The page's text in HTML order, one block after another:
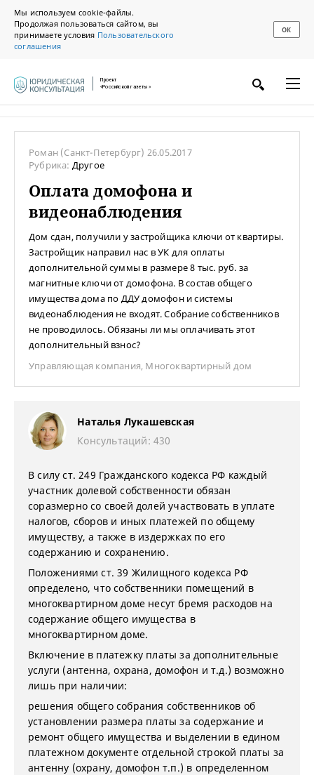
Мы используем cookie-файлы.
Продолжая пользоваться сайтом, вы
принимаете условия Пользовательского
соглашения
ОК
Проект
«Российской газеты»
Роман (Санкт-Петербург) 26.05.2017
Рубрика: Другое
Оплата домофона и
видеонаблюдения
Дом сдан, получили у застройщика ключи от квартиры.
Застройщик направил нас в УК для оплаты
дополнительной суммы в размере 8 тыс. руб. за
магнитные ключи от домофона. В состав общего
имущества дома по ДДУ домофон и системы
видеонаблюдения не входят. Собрание собственников
не проводилось. Обязаны ли мы оплачивать этот
дополнительный взнос?
Управляющая компания, Многоквартирный дом
Наталья Лукашевская
Консультаций: 430
В силу ст. 249 Гражданского кодекса РФ каждый
участник долевой собственности обязан
соразмерно со своей долей участвовать в уплате
налогов, сборов и иных платежей по общему
имуществу, а также в издержках по его
содержанию и сохранению.
Положениями ст. 39 Жилищного кодекса РФ
определено, что собственники помещений в
многоквартирном доме несут бремя расходов на
содержание общего имущества в
многоквартирном доме.
Включение в платежку платы за дополнительные
услуги (антенна, охрана, домофон и т.д.) возможно
лишь при наличии:
решения общего собрания собственников об
установлении размера платы за содержание и
ремонт общего имущества и выделении в едином
платежном документе отдельной строкой платы за
антенну (охрану, домофон т.п.) в определенном